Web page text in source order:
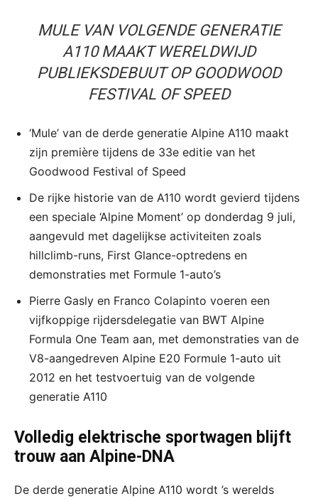
MULE VAN VOLGENDE GENERATIE
A110 MAAKT WERELDWIJD
PUBLIEKSDEBUUT OP GOODWOOD
FESTIVAL OF SPEED
‘Mule’ van de derde generatie Alpine A110 maakt
zijn première tijdens de 33e editie van het
Goodwood Festival of Speed
De rijke historie van de A110 wordt gevierd tijdens
een speciale ‘Alpine Moment’ op donderdag 9 juli,
aangevuld met dagelijkse activiteiten zoals
hillclimb-runs, First Glance-optredens en
demonstraties met Formule 1-auto’s
Pierre Gasly en Franco Colapinto voeren een
vijfkoppige rijdersdelegatie van BWT Alpine
Formula One Team aan, met demonstraties van de
V8-aangedreven Alpine E20 Formule 1-auto uit
2012 en het testvoertuig van de volgende
generatie A110
Volledig elektrische sportwagen blijft
trouw aan Alpine-DNA
De derde generatie Alpine A110 wordt ’s werelds